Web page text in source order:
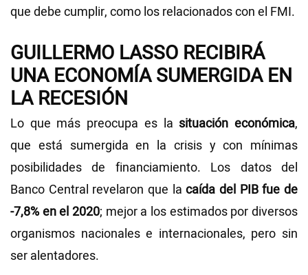
que debe cumplir, como los relacionados con el FMI.
GUILLERMO LASSO RECIBIRÁ
UNA ECONOMÍA SUMERGIDA EN
LA RECESIÓN
Lo que más preocupa es lasituación económica,
que está sumergida en la crisis y con mínimas
posibilidades de financiamiento. Los datos del
Banco Central revelaron que lacaída del PIB fue de
-7,8% en el 2020; mejor a los estimados por diversos
organismos nacionales e internacionales, pero sin
ser alentadores.